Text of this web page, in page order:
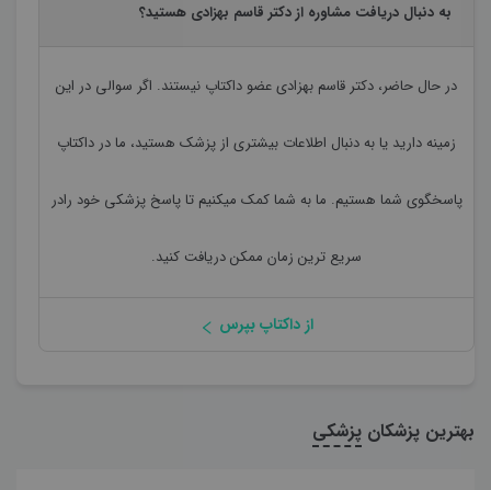
به دنبال دریافت مشاوره از دکتر قاسم بهزادی هستید؟
در حال حاضر، دکتر قاسم بهزادیعضو داکتاپ نیستند. اگر سوالی در این
زمینه دارید یا به دنبال اطلاعات بیشتری از پزشک هستید، ما در داکتاپ
پاسخگوی شما هستیم. ما به شما کمک میکنیم تا پاسخ پزشکی خود رادر
سریع ترین زمان ممکن دریافت کنید.
از داکتاپ بپرس
بهترین پزشکان پزشکی